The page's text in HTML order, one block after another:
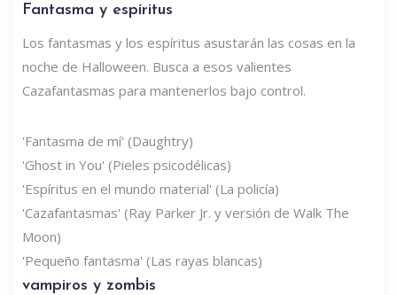
Fantasma y espíritus
Los fantasmas y los espíritus asustarán las cosas en la
noche de Halloween. Busca a esos valientes
Cazafantasmas para mantenerlos bajo control.
'Fantasma de mí' (Daughtry)
'Ghost in You' (Pieles psicodélicas)
'Espíritus en el mundo material' (La policía)
'Cazafantasmas' (Ray Parker Jr. y versión de Walk The
Moon)
'Pequeño fantasma' (Las rayas blancas)
vampiros y zombis